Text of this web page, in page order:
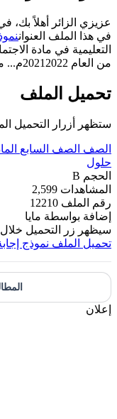
عزيزي الزائر أهلاً بك،
في هذا الملف العنوان
التعليمية في مادة
من العام 20212022م... مع تمنياتنا لكم بالنجاح والتفوق الدائم.
تحميل الملف
ستظهر أزرار التحميل
الصف الصف السابع
حلول
الحجم B
المشاهدات 2,599
رقم الملف 12210
إضافة بواسطة مايا
سيظهر زر التحميل خلال
تحميل الملف نموذج
إعلان